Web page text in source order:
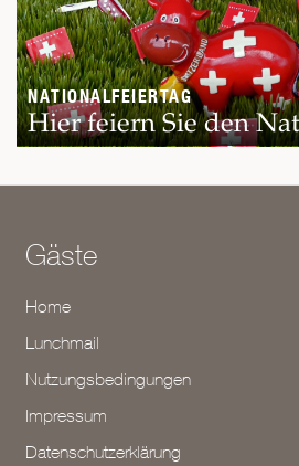
NATIONALFEIERTAG
Hier feiern Sie den
Gäste
Home
Lunchmail
Nutzungsbedingungen
Impressum
Datenschutzerklärung